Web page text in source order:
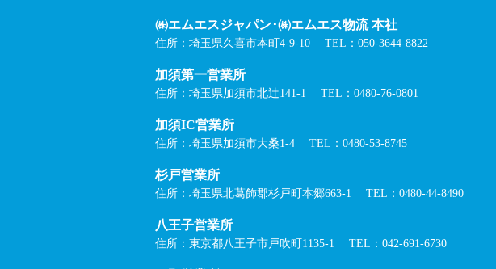
㈱エムエスジャパン･㈱エムエス物流 本社
住所：埼玉県久喜市本町4-9-10 TEL：050-3644-8822
加須第一営業所
住所：埼玉県加須市北辻141-1 TEL：0480-76-0801
加須IC営業所
住所：埼玉県加須市大桑1-4 TEL：0480-53-8745
杉戸営業所
住所：埼玉県北葛飾郡杉戸町本郷663-1 TEL：0480-44-8490
八王子営業所
住所：東京都八王子市戸吹町1135-1 TEL：042-691-6730